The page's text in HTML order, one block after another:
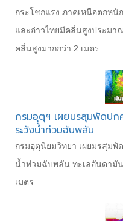
กระโชกแรง ภาคเหนือตกหนั
และอ่าวไทยมีคลื่นสูงประมา
คลื่นสูงมากกว่า 2 เมตร
กรมอุตุฯ เผยมรสุมพัดปก
ระวังน้ำท่วมฉับพลัน
กรมอุตุนิยมวิทยา เผยมรสุมพั
น้ำท่วมฉับพลัน ทะเลอันดามั
เมตร